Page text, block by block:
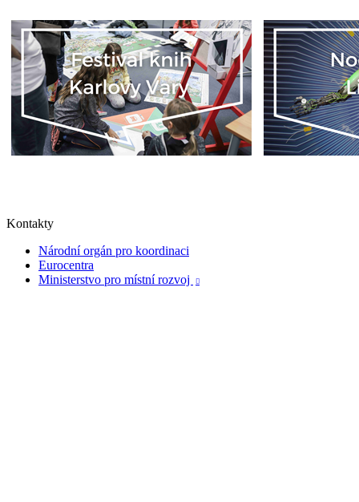
Kontakty
Národní orgán pro koordinaci
Eurocentra
Ministerstvo pro místní rozvoj
